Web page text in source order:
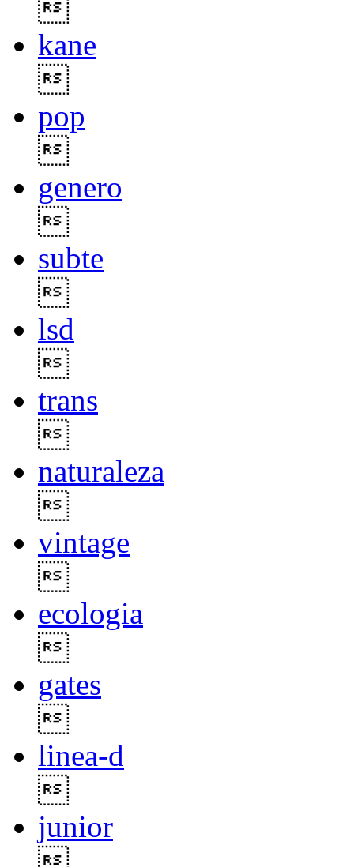
kane
pop
genero
subte
lsd
trans
naturaleza
vintage
ecologia
gates
linea-d
junior